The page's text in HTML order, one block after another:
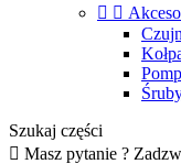
 
Szukaj części
 Masz pytanie ?